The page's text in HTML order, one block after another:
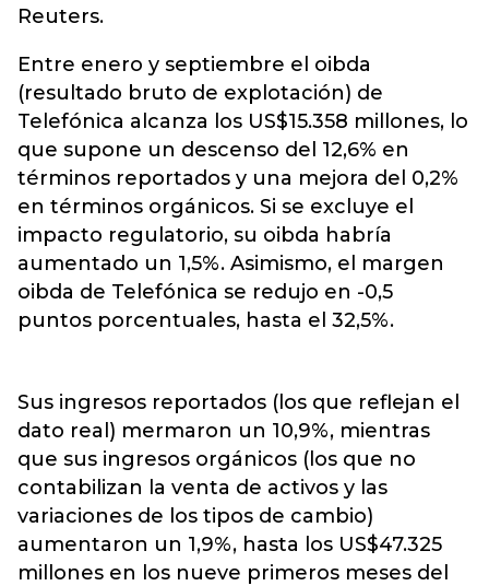
Reuters.
Entre enero y septiembre el oibda
(resultado bruto de explotación) de
Telefónica alcanza los US$15.358 millones, lo
que supone un descenso del 12,6% en
términos reportados y una mejora del 0,2%
en términos orgánicos. Si se excluye el
impacto regulatorio, su oibda habría
aumentado un 1,5%. Asimismo, el margen
oibda de Telefónica se redujo en -0,5
puntos porcentuales, hasta el 32,5%.
Sus ingresos reportados (los que reflejan el
dato real) mermaron un 10,9%, mientras
que sus ingresos orgánicos (los que no
contabilizan la venta de activos y las
variaciones de los tipos de cambio)
aumentaron un 1,9%, hasta los US$47.325
millones en los nueve primeros meses del